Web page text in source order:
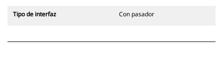
Tipo de interfaz Con pasador